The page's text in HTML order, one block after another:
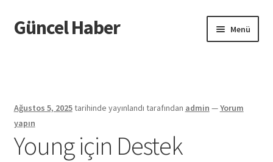
Dolaşıma
geç
İçeriğe
geç
Güncel Haber Menü
Ağustos 5, 2025tarihinde yayınlandı tarafından admin —Yorum
yapın
Young için Destek